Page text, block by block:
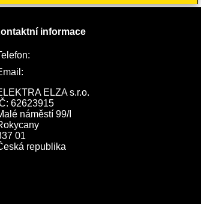
informace
ELZA s.r.o.
62623915
náměstí 99/I
01
republika